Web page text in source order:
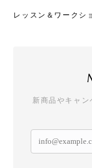
レッスン＆ワークシ
新商品やキャン